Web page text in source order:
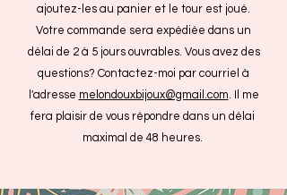
ajoutez-les au panier et le tour est joué.
Votre commande sera expédiée dans un
délai de 2 à 5 jours ouvrables. Vous avez des
questions? Contactez-moi par courriel à
l'adresse melondouxbijoux@gmail.com. Il me
fera plaisir de vous répondre dans un délai
maximal de 48 heures.